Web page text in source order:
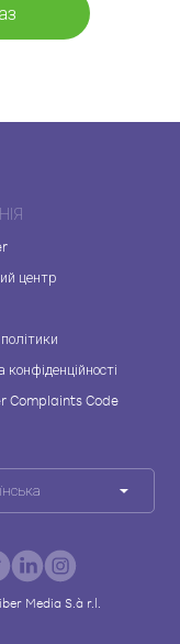
центр
конфіденційності
Complaints Code
Media S.à r.l.